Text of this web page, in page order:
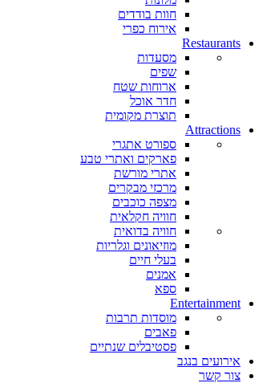
חוות בודדים
אירוח כפרי
Restaurants
מסעדות
שפים
ארוחות שטח
חדר אוכל
תוצרת מקומית
Attractions
ספורט אתגרי
פארקים ואתרי טבע
אתרי מורשת
מרכזי מבקרים
מצפה כוכבים
חוויה חקלאית
חוויה בדואית
מוזיאונים וגלריות
בעלי חיים
אמנים
ספא
Entertainment
מוסדות תרבות
פאבים
פסטיבלים שנתיים
אירועים בנגב
צור קשר